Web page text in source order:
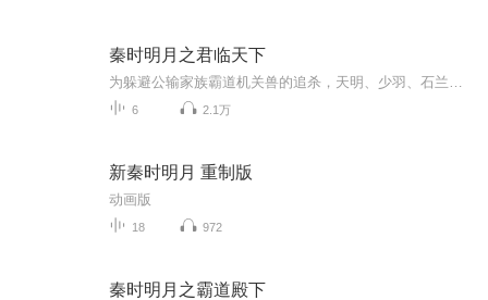
秦时明月之君临天下
6 2.1万
新秦时明月 重制版
动画版
18 972
秦时明月之霸道殿下